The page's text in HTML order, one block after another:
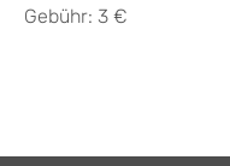
Gebühr: 3 €